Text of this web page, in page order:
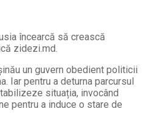
încearcă să crească
zidezi.md.
un guvern obedient politicii
Iar pentru a deturna parcursul
situația, invocând
pentru a induce o stare de